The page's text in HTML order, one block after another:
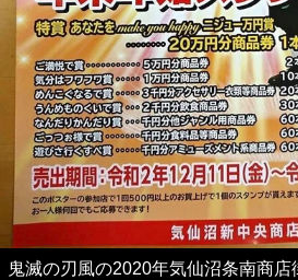
鬼滅の刃風の2020年気仙沼条南商店